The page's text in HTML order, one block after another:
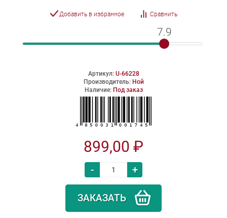
Добавить в избранное Сравнить
7.9
7.9
Артикул: U-66228
Производитель: Ной
Наличие: Под заказ
899,00 ₽
- +
ЗАКАЗАТЬ